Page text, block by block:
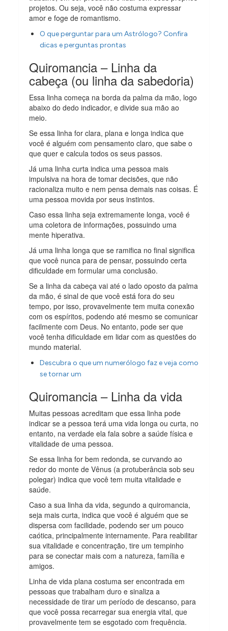
projetos. Ou seja, você não costuma expressar
amor e foge de romantismo.
O que perguntar para um Astrólogo? Confira
dicas e perguntas prontas
Quiromancia – Linha da
cabeça (ou linha da sabedoria)
Essa linha começa na borda da palma da mão, logo
abaixo do dedo indicador, e divide sua mão ao
meio.
Se essa linha for clara, plana e longa indica que
você é alguém com pensamento claro, que sabe o
que quer e calcula todos os seus passos.
Já uma linha curta indica uma pessoa mais
impulsiva na hora de tomar decisões, que não
racionaliza muito e nem pensa demais nas coisas. É
uma pessoa movida por seus instintos.
Caso essa linha seja extremamente longa, você é
uma coletora de informações, possuindo uma
mente hiperativa.
Já uma linha longa que se ramifica no final significa
que você nunca para de pensar, possuindo certa
dificuldade em formular uma conclusão.
Se a linha da cabeça vai até o lado oposto da palma
da mão, é sinal de que você está fora do seu
tempo, por isso, provavelmente tem muita conexão
com os espíritos, podendo até mesmo se comunicar
facilmente com Deus. No entanto, pode ser que
você tenha dificuldade em lidar com as questões do
mundo material.
Descubra o que um numerólogo faz e veja como
se tornar um
Quiromancia – Linha da vida
Muitas pessoas acreditam que essa linha pode
indicar se a pessoa terá uma vida longa ou curta, no
entanto, na verdade ela fala sobre a saúde física e
vitalidade de uma pessoa.
Se essa linha for bem redonda, se curvando ao
redor do monte de Vênus (a protuberância sob seu
polegar) indica que você tem muita vitalidade e
saúde.
Caso a sua linha da vida, segundo a quiromancia,
seja mais curta, indica que você é alguém que se
dispersa com facilidade, podendo ser um pouco
caótica, principalmente internamente. Para reabilitar
sua vitalidade e concentração, tire um tempinho
para se conectar mais com a natureza, família e
amigos.
Linha de vida plana costuma ser encontrada em
pessoas que trabalham duro e sinaliza a
necessidade de tirar um período de descanso, para
que você possa recarregar sua energia vital, que
provavelmente tem se esgotado com frequência.